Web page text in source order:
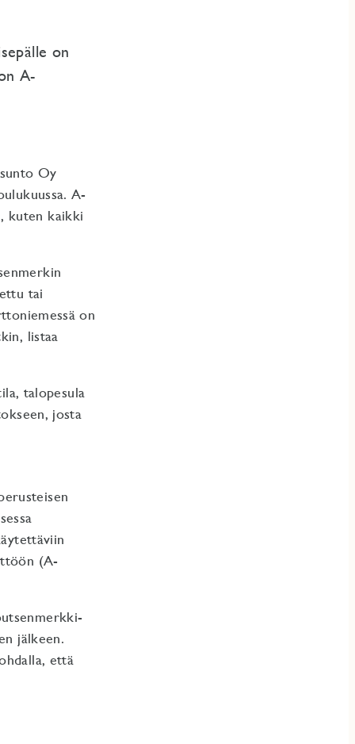
on
A-
Oy
A-
kuten kaikki
tai
on
listaa
talopesula
josta
(A-
jälkeen.
että